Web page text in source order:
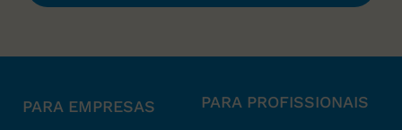
PARA EMPRESAS PARA PROFISSIONAIS